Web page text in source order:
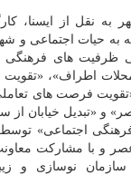
به نقل از ایسنا،
حیات اجتماعی و
های فرهنگی
اطراف»، «تقویت
فرصت های
و «تبدیل خیابان از
اجتماعی»
عصر و با مشارکت
سازمان نوسازی و